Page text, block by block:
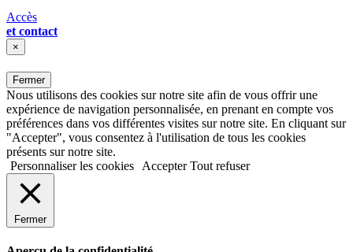
Accès
et contact
×
Fermer
Nous utilisons des cookies sur notre site afin de vous offrir une
expérience de navigation personnalisée, en prenant en compte vos
préférences dans vos différentes visites sur notre site. En cliquant sur
"Accepter", vous consentez à l'utilisation de tous les cookies
présents sur notre site.
Personnaliser les cookies
Accepter Tout refuser
Fermer